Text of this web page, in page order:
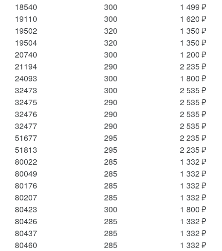
18540
300
1 499 ₽
19110
300
1 620 ₽
19502
320
1 350 ₽
19504
320
1 350 ₽
20740
300
1 200 ₽
21194
290
2 235 ₽
24093
300
1 800 ₽
32473
300
2 535 ₽
32475
290
2 535 ₽
32476
290
2 535 ₽
32477
290
2 535 ₽
51677
295
2 235 ₽
51813
295
2 235 ₽
80022
285
1 332 ₽
80049
285
1 332 ₽
80176
285
1 332 ₽
80207
285
1 332 ₽
80423
300
1 800 ₽
80426
285
1 332 ₽
80437
285
1 332 ₽
80460
285
1 332 ₽